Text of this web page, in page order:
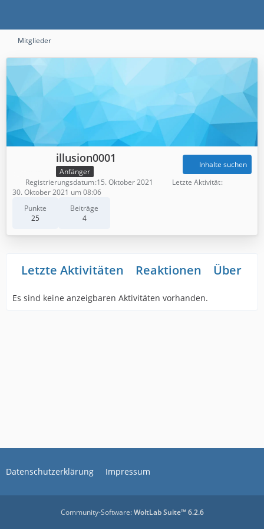
Mitglieder
illusion0001
Anfänger
Punkte
25
Beiträge
4
Inhalte suchen
Registrierungsdatum 15. Oktober 2021
Letzte Aktivität
30. Oktober 2021 um 08:06
Letzte Aktivitäten Reaktionen Über
Es sind keine anzeigbaren Aktivitäten vorhanden.
Datenschutzerklärung Impressum
Community-Software:WoltLab Suite™ 6.2.6